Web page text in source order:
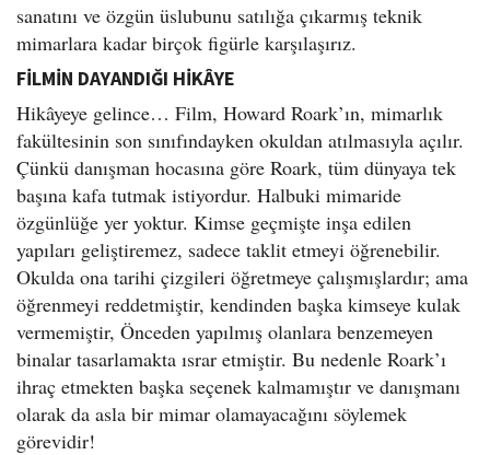
sanatını ve özgün üslubunu satılığa çıkarmış teknik
mimarlara kadar birçok figürle karşılaşırız.
FİLMİN DAYANDIĞI HİKÂYE
Hikâyeye gelince… Film, Howard Roark’ın, mimarlık
fakültesinin son sınıfındayken okuldan atılmasıyla açılır.
Çünkü danışman hocasına göre Roark, tüm dünyaya tek
başına kafa tutmak istiyordur. Halbuki mimaride
özgünlüğe yer yoktur. Kimse geçmişte inşa edilen
yapıları geliştiremez, sadece taklit etmeyi öğrenebilir.
Okulda ona tarihi çizgileri öğretmeye çalışmışlardır; ama
öğrenmeyi reddetmiştir, kendinden başka kimseye kulak
vermemiştir, Önceden yapılmış olanlara benzemeyen
binalar tasarlamakta ısrar etmiştir. Bu nedenle Roark’ı
ihraç etmekten başka seçenek kalmamıştır ve danışmanı
olarak da asla bir mimar olamayacağını söylemek
görevidir!